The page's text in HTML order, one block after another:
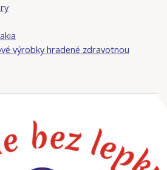
výrobky hradené zdravotnou